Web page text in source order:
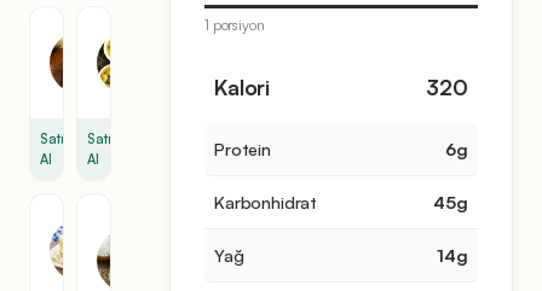
Satın
Al
Zeytinyağı
Satın
Al
1 porsiyon
Kalori 320
Protein 6g
Karbonhidrat 45g
Yağ 14g